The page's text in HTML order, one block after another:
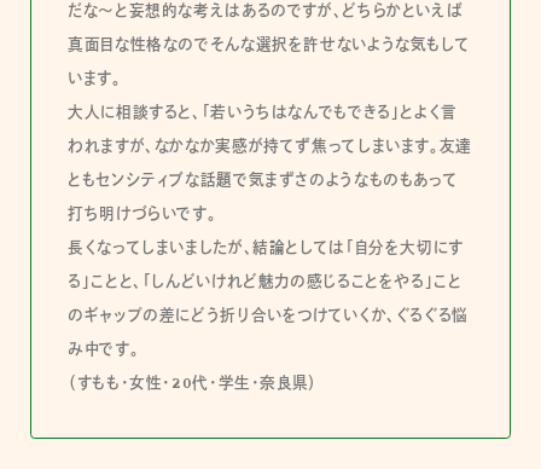
だな〜と妄想的な考えはあるのですが、どちらかといえば
真面目な性格なのでそんな選択を許せないような気もして
います。
大人に相談すると、「若いうちはなんでもできる」とよく言
われますが、なかなか実感が持てず焦ってしまいます。友達
ともセンシティブな話題で気まずさのようなものもあって
打ち明けづらいです。
長くなってしまいましたが、結論としては「自分を大切にす
る」ことと、「しんどいけれど魅力の感じることをやる」こと
のギャップの差にどう折り合いをつけていくか、ぐるぐる悩
み中です。
（すもも・女性・20代・学生・奈良県）